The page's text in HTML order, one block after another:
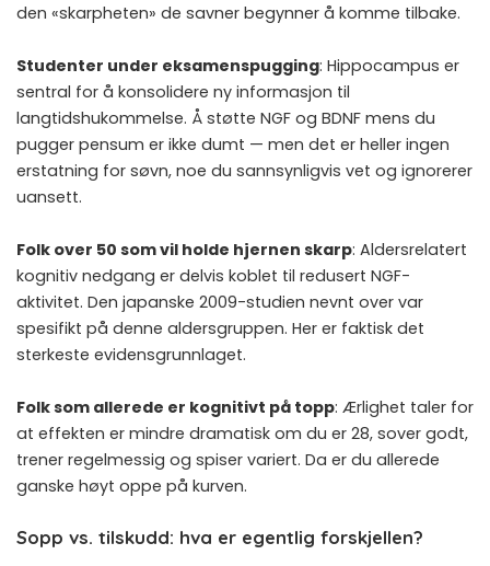
den «skarpheten» de savner begynner å komme tilbake.
Studenter under eksamenspugging: Hippocampus er
sentral for å konsolidere ny informasjon til
langtidshukommelse. Å støtte NGF og BDNF mens du
pugger pensum er ikke dumt — men det er heller ingen
erstatning for søvn, noe du sannsynligvis vet og ignorerer
uansett.
Folk over 50 som vil holde hjernen skarp: Aldersrelatert
kognitiv nedgang er delvis koblet til redusert NGF-
aktivitet. Den japanske 2009-studien nevnt over var
spesifikt på denne aldersgruppen. Her er faktisk det
sterkeste evidensgrunnlaget.
Folk som allerede er kognitivt på topp: Ærlighet taler for
at effekten er mindre dramatisk om du er 28, sover godt,
trener regelmessig og spiser variert. Da er du allerede
ganske høyt oppe på kurven.
Sopp vs. tilskudd: hva er egentlig forskjellen?